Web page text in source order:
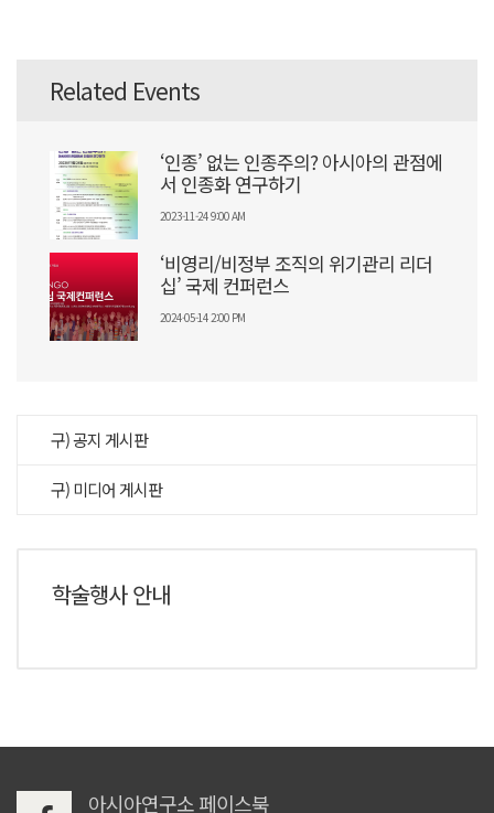
Related Events
‘인종’ 없는 인종주의? 아시아의 관점에
서 인종화 연구하기
2023-11-24 9:00 AM
‘비영리/비정부 조직의 위기관리 리더
십’ 국제 컨퍼런스
2024-05-14 2:00 PM
구) 공지 게시판
구) 미디어 게시판
학술행사 안내
아시아연구소 페이스북